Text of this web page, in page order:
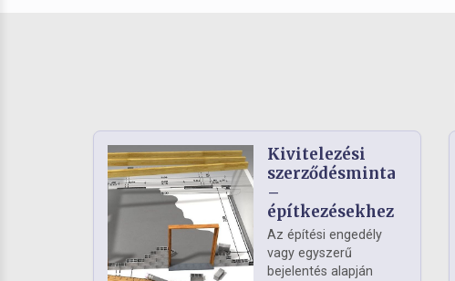
Kivitelezési
szerződésminta
–
építkezésekhez
Az építési engedély
vagy egyszerű
bejelentés alapján